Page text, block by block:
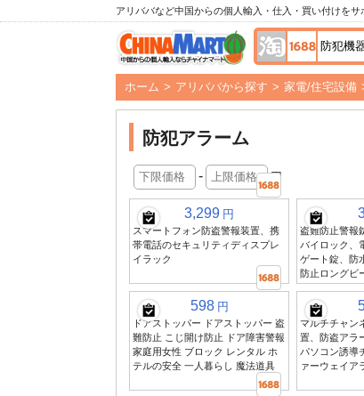
アリババなど中国からの個人輸入・仕入・買い付けをサ
ホーム > アリババから探す > 家電/住宅設備
防犯アラーム
- 円
3,299 円
スマートフォン防盗警報装置、携
帯電話のセキュリティディスプレ
イラック
盗難防止警報
バイロック、
ゲート錠、防
防止ロングビ
598 円
ドアストッパー ドアストッパー 盗
難防止 こじ開け防止 ドア障害警報
家庭用女性 ブロック レンタル ホ
テルの安全 一人暮らし 魔法道具
マルチチャン
置、防盗アラ
パソコン誘導
ァーウェイア